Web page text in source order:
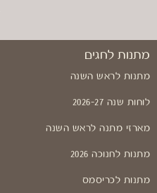
מתנות לחגים
מתנות לראש השנה
לוחות שנה 2026-27
מארזי מתנה לראש השנה
מתנות לחנוכה 2026
מתנות לכריסמס